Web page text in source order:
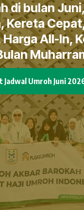
di bulan
Kereta
All-In,
Jadwal Umroh Juni